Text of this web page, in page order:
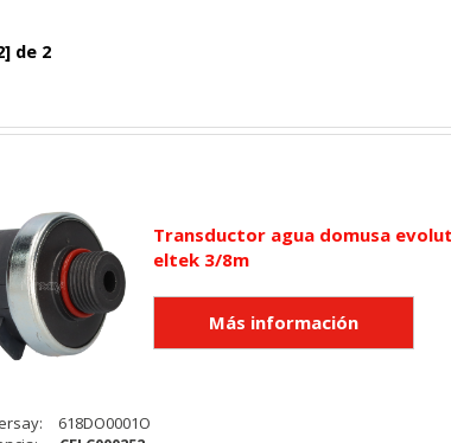
de 2
Transductor agua domusa
eltek 3/8m
618DO0001O
para que el sitio web funcione y no se pueden